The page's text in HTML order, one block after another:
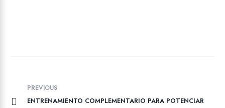
PREVIOUS
ENTRENAMIENTO COMPLEMENTARIO PARA POTENCIAR